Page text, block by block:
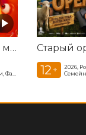
Миньоны и монстры Старый
12 +
2026,